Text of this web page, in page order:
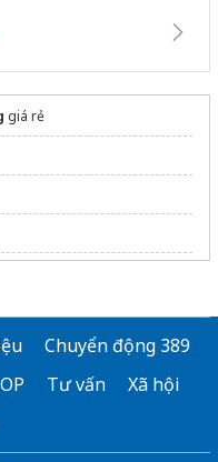
giá rẻ
Chuyển động 389
Tư vấn
Xã hội